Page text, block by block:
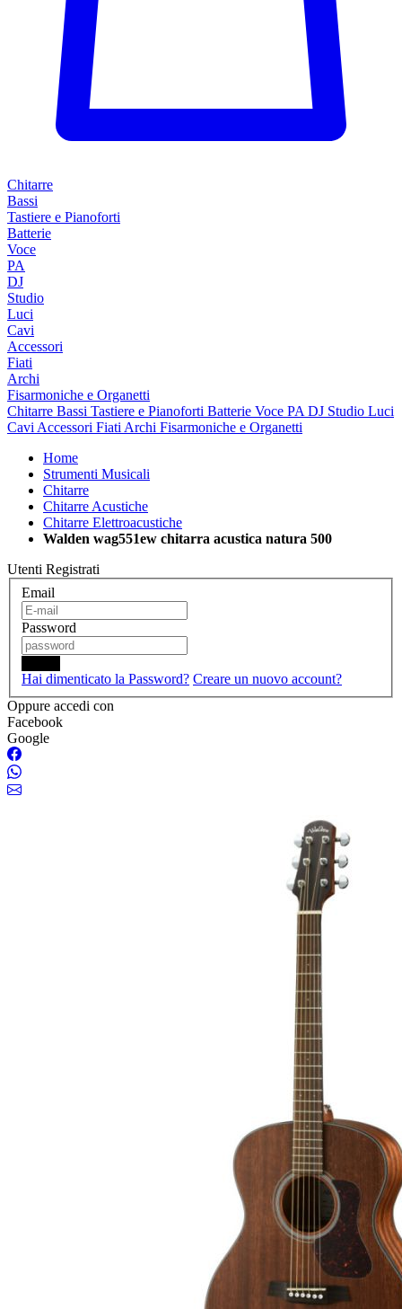
Chitarre
Bassi
Tastiere e Pianoforti
Batterie
Voce
PA
DJ
Studio
Luci
Cavi
Accessori
Fiati
Archi
Fisarmoniche e Organetti
Chitarre Bassi Tastiere e Pianoforti Batterie Voce PA DJ Studio Luci
Cavi Accessori Fiati Archi Fisarmoniche e Organetti
Home
Strumenti Musicali
Chitarre
Chitarre Acustiche
Chitarre Elettroacustiche
Walden wag551ew chitarra acustica natura 500
Utenti Registrati
Email
Password
Hai dimenticato la Password? Creare un nuovo account?
Oppure accedi con
Facebook
Google